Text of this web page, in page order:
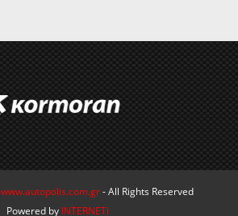
www.autopolis.com.gr- All Rights Reserved
Powered by INTERNETi